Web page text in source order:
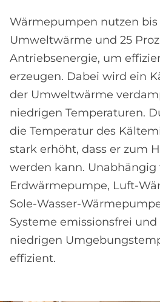
Wärmepumpen nutzen bis
Umweltwärme und 25
Antriebsenergie, um
erzeugen. Dabei wird ein
der Umweltwärme
niedrigen Temperaturen.
die Temperatur des
stark erhöht, dass er zum
werden kann. Unabhängig
Erdwärmepumpe, Luft-
Sole-Wasser-
Systeme emissionsfrei
niedrigen
effizient.